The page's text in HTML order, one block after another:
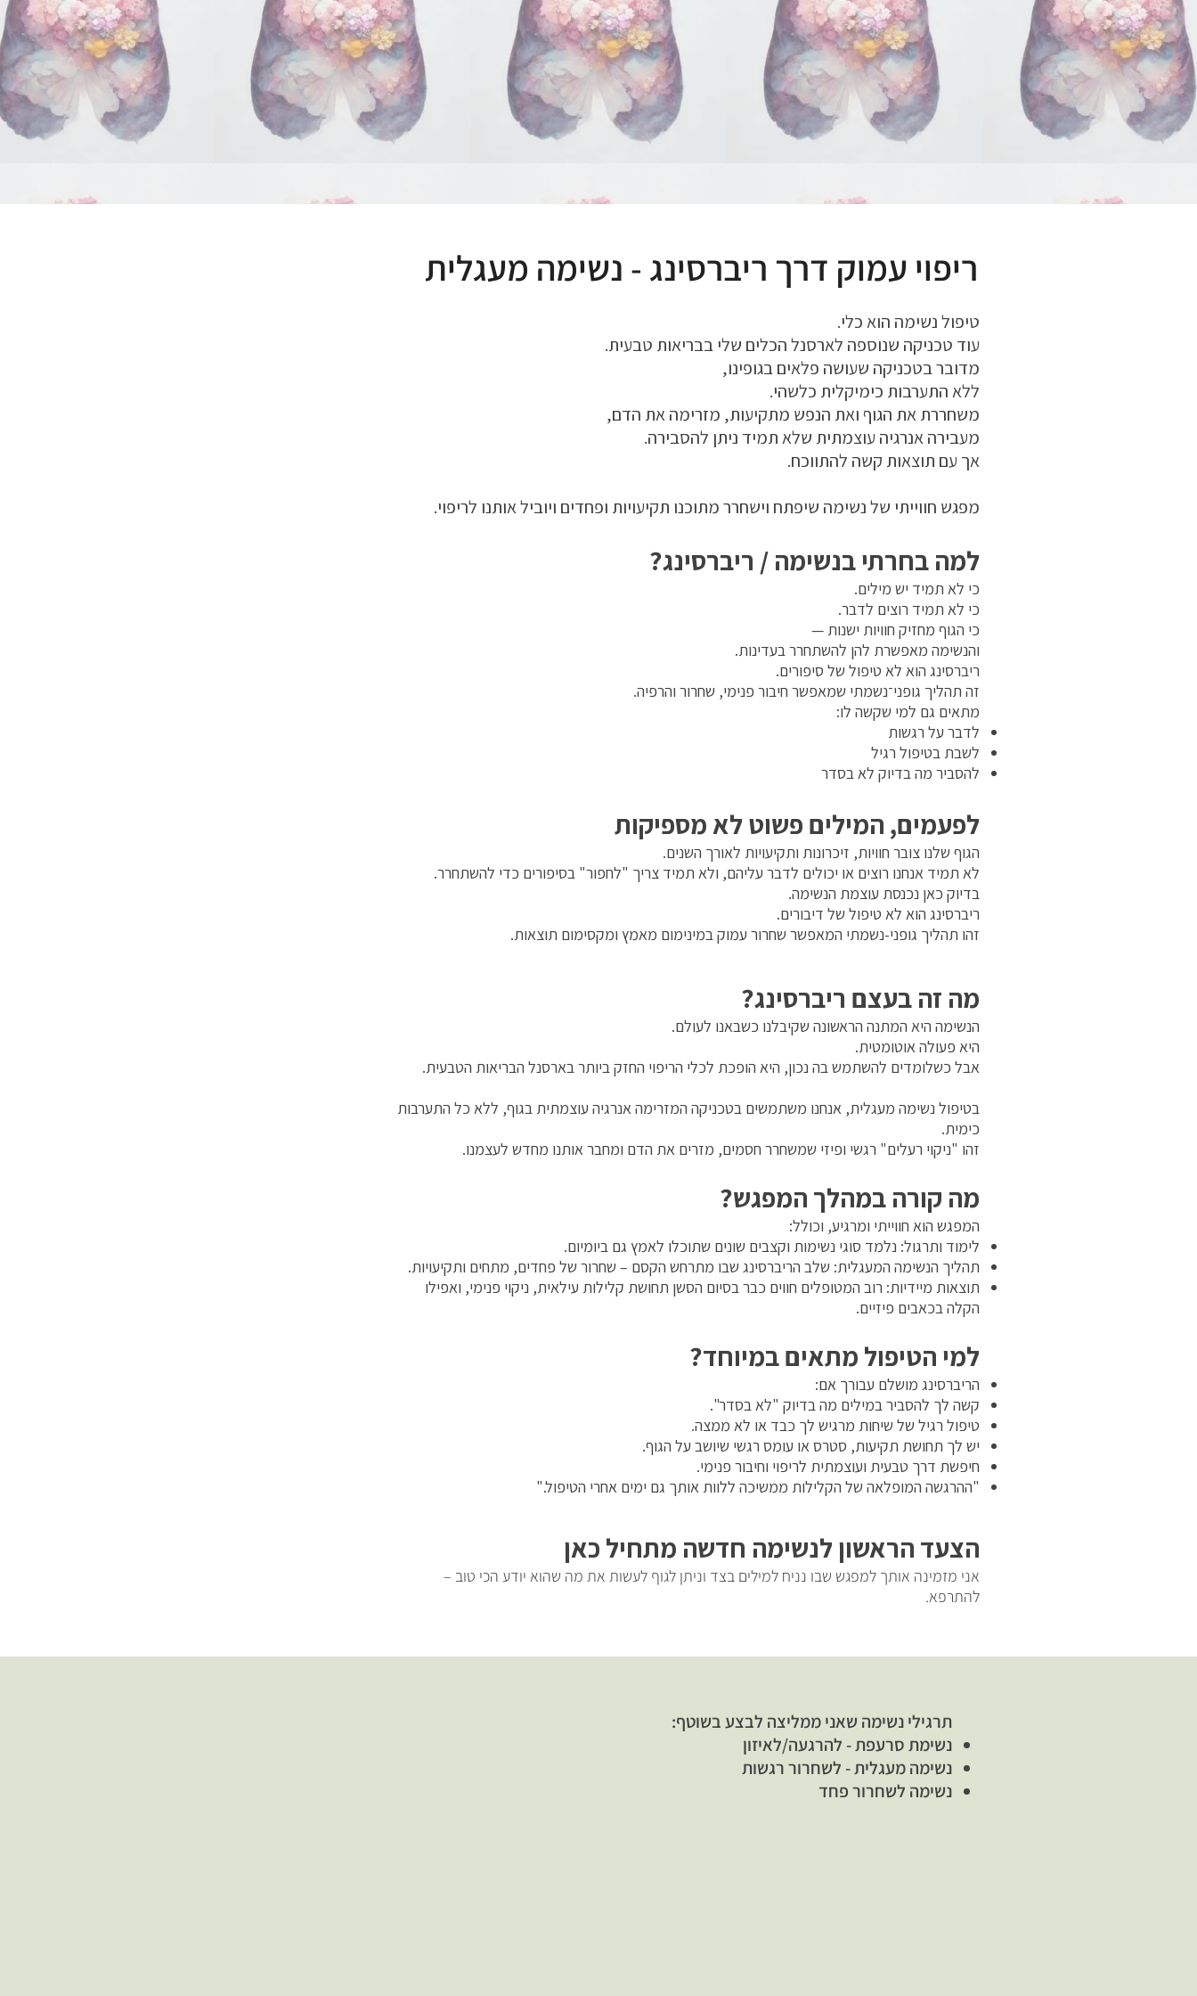
ריפוי עמוק דרך ריברסינג - נשימה מעגלית
טיפול נשימה הוא כלי.
עוד טכניקה שנוספה לארסנל הכלים שלי בבריאות טבעית.
מדובר בטכניקה שעושה פלאים בגופינו,
ללא התערבות כימיקלית כלשהי.
משחררת את הגוף ואת הנפש מתקיעות, מזרימה את הדם,
מעבירה אנרגיה עוצמתית שלא תמיד ניתן להסבירה.
אך עם תוצאות קשה להתווכח.
מפגש חווייתי של נשימה שיפתח וישחרר מתוכנו תקיעויות ופחדים ויוביל אותנו לריפוי.
למה בחרתי בנשימה / ריברסינג?
כי לא תמיד יש מילים.
כי לא תמיד רוצים לדבר.
כי הגוף מחזיק חוויות ישנות —
והנשימה מאפשרת להן להשתחרר בעדינות.
ריברסינג הוא לא טיפול של סיפורים.
זה תהליך גופני־נשמתי שמאפשר חיבור פנימי, שחרור והרפיה.
מתאים גם למי שקשה לו:
לדבר על רגשות
לשבת בטיפול רגיל
להסביר מה בדיוק לא בסדר
לפעמים, המילים פשוט לא מספיקות
הגוף שלנו צובר חוויות, זיכרונות ותקיעויות לאורך השנים.
לא תמיד אנחנו רוצים או יכולים לדבר עליהם, ולא תמיד צריך "לחפור" בסיפורים כדי להשתחרר.
בדיוק כאן נכנסת עוצמת הנשימה.
ריברסינג הוא לא טיפול של דיבורים.
זהו תהליך גופני-נשמתי המאפשר שחרור עמוק במינימום מאמץ ומקסימום תוצאות.
מה זה בעצם ריברסינג?
הנשימה היא המתנה הראשונה שקיבלנו כשבאנו לעולם.
היא פעולה אוטומטית.
אבל כשלומדים להשתמש בה נכון, היא הופכת לכלי הריפוי החזק ביותר בארסנל הבריאות הטבעית.
בטיפול נשימה מעגלית, אנחנו משתמשים בטכניקה המזרימה אנרגיה עוצמתית בגוף, ללא כל התערבות
כימית.
זהו "ניקוי רעלים" רגשי ופיזי שמשחרר חסמים, מזרים את הדם ומחבר אותנו מחדש לעצמנו.
מה קורה במהלך המפגש?
המפגש הוא חווייתי ומרגיע, וכולל:
לימוד ותרגול: נלמד סוגי נשימות וקצבים שונים שתוכלו לאמץ גם ביומיום.
תהליך הנשימה המעגלית: שלב הריברסינג שבו מתרחש הקסם – שחרור של פחדים, מתחים ותקיעויות.
תוצאות מיידיות: רוב המטופלים חווים כבר בסיום הסשן תחושת קלילות עילאית, ניקוי פנימי, ואפילו
הקלה בכאבים פיזיים.
למי הטיפול מתאים במיוחד?
הריברסינג מושלם עבורך אם:
קשה לך להסביר במילים מה בדיוק "לא בסדר".
טיפול רגיל של שיחות מרגיש לך כבד או לא ממצה.
יש לך תחושת תקיעות, סטרס או עומס רגשי שיושב על הגוף.
חיפשת דרך טבעית ועוצמתית לריפוי וחיבור פנימי.
"ההרגשה המופלאה של הקלילות ממשיכה ללוות אותך גם ימים אחרי הטיפול."
הצעד הראשון לנשימה חדשה מתחיל כאן
אני מזמינה אותך למפגש שבו נניח למילים בצד וניתן לגוף לעשות את מה שהוא יודע הכי טוב –
להתרפא.
תרגילי נשימה שאני ממליצה לבצע בשוטף:
נשימת סרעפת - להרגעה/לאיזון
נשימה מעגלית - לשחרור רגשות
נשימה לשחרור פחד